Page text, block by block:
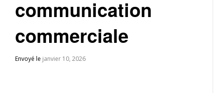
communication
commerciale
Envoyé le janvier 10, 2026